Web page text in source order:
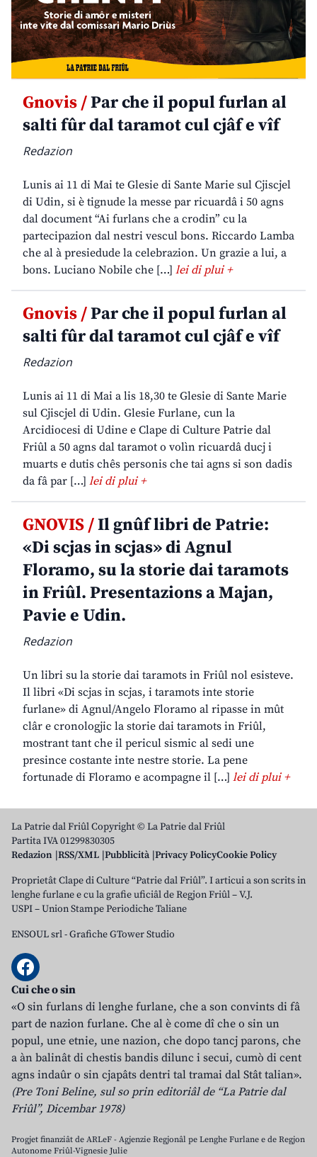
Gnovis /Par che il popul furlan al
salti fûr dal taramot cul cjâf e vîf
Redazion
Lunis ai 11 di Mai te Glesie di Sante Marie sul Cjiscjel
di Udin, si è tignude la messe par ricuardâ i 50 agns
dal document “Ai furlans che a crodin” cu la
partecipazion dal nestri vescul bons. Riccardo Lamba
che al à presiedude la celebrazion. Un grazie a lui, a
bons. Luciano Nobile che […] lei di plui +
Gnovis /Par che il popul furlan al
salti fûr dal taramot cul cjâf e vîf
Redazion
Lunis ai 11 di Mai a lis 18,30 te Glesie di Sante Marie
sul Cjiscjel di Udin. Glesie Furlane, cun la
Arcidiocesi di Udine e Clape di Culture Patrie dal
Friûl a 50 agns dal taramot o volìn ricuardâ ducj i
muarts e dutis chês personis che tai agns si son dadis
da fâ par […] lei di plui +
GNOVIS /Il gnûf libri de Patrie:
«Di scjas in scjas» di Agnul
Floramo, su la storie dai taramots
in Friûl. Presentazions a Majan,
Pavie e Udin.
Redazion
Un libri su la storie dai taramots in Friûl nol esisteve.
Il libri «Di scjas in scjas, i taramots inte storie
furlane» di Agnul/Angelo Floramo al ripasse in mût
clâr e cronologjic la storie dai taramots in Friûl,
mostrant tant che il pericul sismic al sedi une
presince costante inte nestre storie. La pene
fortunade di Floramo e acompagne il […] lei di plui +
La Patrie dal Friûl Copyright © La Patrie dal Friûl
Partita IVA 01299830305
Redazion RSS/XML Pubblicità Privacy PolicyCookie Policy
Proprietât Clape di Culture “Patrie dal Friûl”. I articui a son scrits in
lenghe furlane e cu la grafie uficiâl de Regjon Friûl – V.J.
USPI – Union Stampe Periodiche Taliane
ENSOUL srl-Grafiche GTower Studio
Cui che o sin
«O sin furlans di lenghe furlane, che a son convints di fâ
part de nazion furlane. Che al è come dî che o sin un
popul, une etnie, une nazion, che dopo tancj parons, che
a àn balinât di chestis bandis dilunc i secui, cumò di cent
agns indaûr o sin cjapâts dentri tal tramai dal Stât talian».
(Pre Toni Beline, sul so prin editoriâl de “La Patrie dal
Friûl”, Dicembar 1978)
Progjet finanziât de ARLeF - Agjenzie Regjonâl pe Lenghe Furlane e de Regjon
Autonome Friûl-Vignesie Julie